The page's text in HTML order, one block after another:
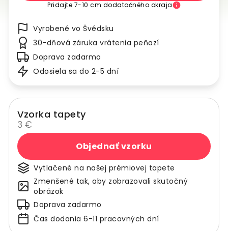
Pridajte 7-10 cm dodatočného okraja
Vyrobené vo Švédsku
30-dňová záruka vrátenia peňazí
Doprava zadarmo
Odosiela sa do 2-5 dní
Vzorka tapety
3 €
Objednať vzorku
Vytlačené na našej prémiovej tapete
Zmenšené tak, aby zobrazovali skutočný
obrázok
Doprava zadarmo
Čas dodania 6-11 pracovných dní